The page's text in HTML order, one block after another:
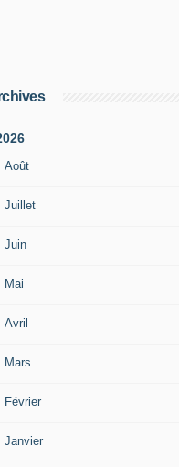
Août
Juillet
Juin
Mai
Avril
Mars
Février
Janvier